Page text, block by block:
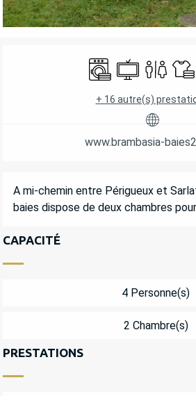
OUVERTURE ET
Lave lingeTélévisionToilettes
+ 16 autre(s)
www.brambasia-
DESCRIPTION
A mi-chemin entre Périgueux et
baies dispose de deux chambres
CAPACITÉ
4 Personne(s)
2 Chambre(s)
PRESTATIONS